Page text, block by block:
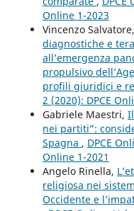
Online 1-2023
Vincenzo Salvatore,
diagnostiche e
all’emergenza
propulsivo
profili giuridici e
2 (2020): DPCE
Gabriele Maestri,
nei partiti”:
Spagna , DPCE
Online 1-2021
Angelo Rinella,
religiosa nei
Occidente e